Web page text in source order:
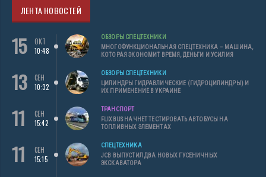
ЛЕНТА НОВОСТЕЙ
15
ОКТ
10:48
ОБЗОРЫ СПЕЦТЕХНИКИ
МНОГОФУНКЦИОНАЛЬНАЯ СПЕЦТЕХНИКА – МАШИНА,
КОТОРАЯ ЭКОНОМИТ ВРЕМЯ, ДЕНЬГИ И УСИЛИЯ
13
СЕН
10:32
ОБЗОРЫ СПЕЦТЕХНИКИ
ЦИЛИНДРЫ ГИДРАВЛИЧЕСКИЕ (ГИДРОЦИЛИНДРЫ) И
ИХ ПРИМЕНЕНИЕ В УКРАИНЕ
11
СЕН
15:42
ТРАНСПОРТ
FLIXBUS НАЧНЕТ ТЕСТИРОВАТЬ АВТОБУСЫ НА
ТОПЛИВНЫХ ЭЛЕМЕНТАХ
11
СЕН
15:15
СПЕЦТЕХНИКА
JCB ВЫПУСТИЛ ДВА НОВЫХ ГУСЕНИЧНЫХ
ЭКСКАВАТОРА